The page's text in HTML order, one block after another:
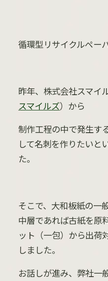
循環型リサイクルペー
昨年、株式会社スマイ
スマイルズ）から
制作工程の中で発生す
して名刺を作りたいと
た。
そこで、大和板紙の一
中層であれば古紙を原
ット（一包）から出荷
しました。
お話しが進み、弊社一